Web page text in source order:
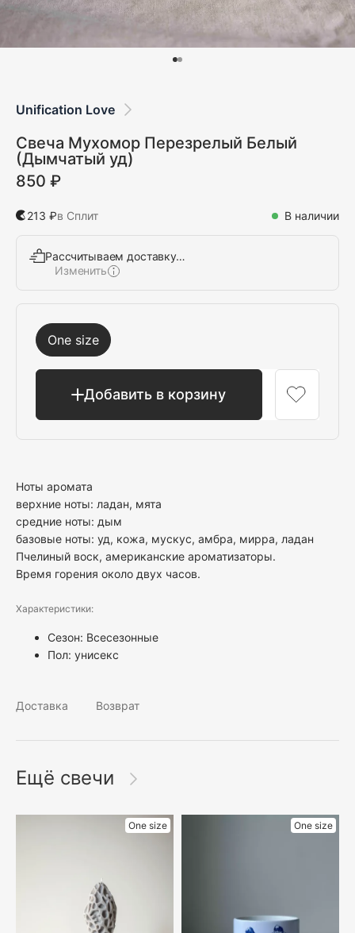
Unification Love
Свеча Мухомор Перезрелый Белый
(Дымчатый уд)
850 ₽
213 ₽в Сплит В наличии
Рассчитываем доставку…
Изменить
Добавить в корзину
One size
Ноты аромата
верхние ноты: ладан, мята
средние ноты: дым
базовые ноты: уд, кожа, мускус, амбра, мирра, ладан
Пчелиный воск, американские ароматизаторы.
Время горения около двух часов.
Характеристики:
Сезон: Всесезонные
Пол: унисекс
Доставка Возврат
Ещё свечи
One size One size